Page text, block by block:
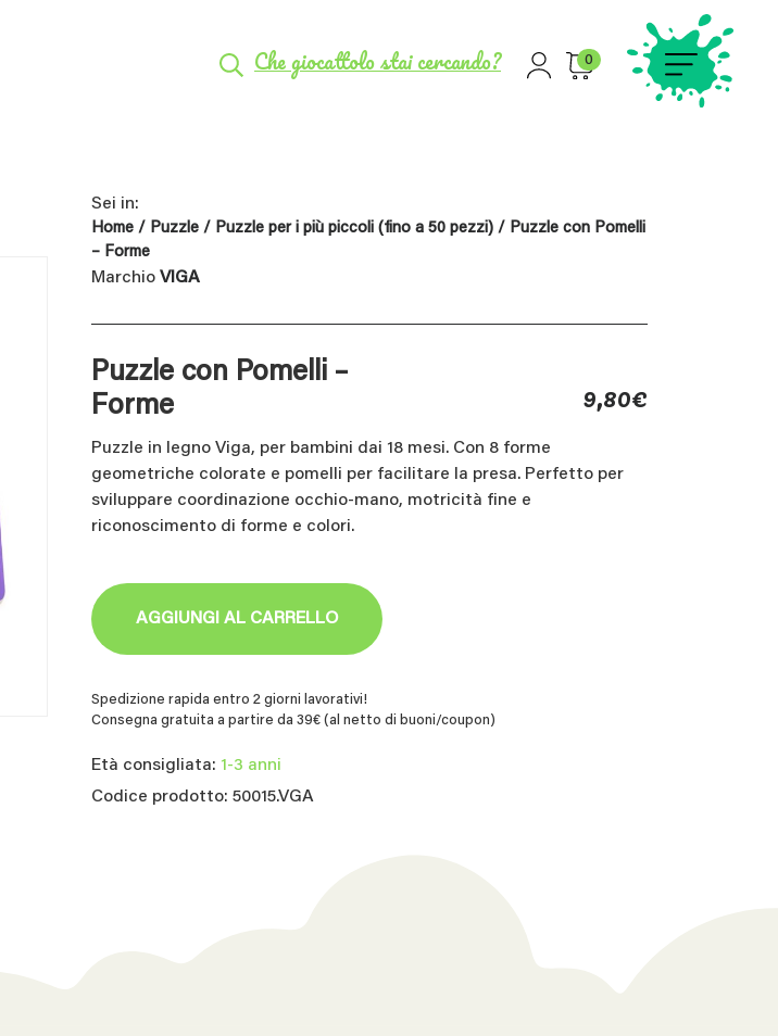
Che giocattolo stai cercando? 0
Sei in:
Home / Puzzle / Puzzle per i più piccoli (fino a 50 pezzi) / Puzzle con Pomelli
– Forme
Marchio VIGA
Puzzle con Pomelli –
Forme
9,80€
Puzzle in legno Viga, per bambini dai 18 mesi. Con 8 forme
geometriche colorate e pomelli per facilitare la presa. Perfetto per
sviluppare coordinazione occhio-mano, motricità fine e
riconoscimento di forme e colori.
AGGIUNGI AL CARRELLO
Spedizione rapida entro 2 giorni lavorativi!
Consegna gratuita a partire da 39€ (al netto di buoni/coupon)
Età consigliata: 1-3 anni
Codice prodotto: 50015.VGA